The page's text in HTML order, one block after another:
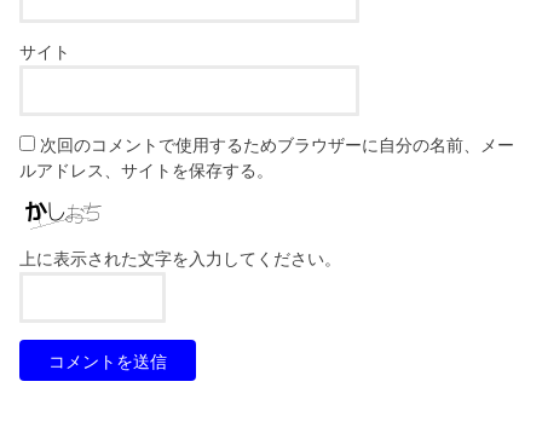
サイト
次回のコメントで使用するためブラウザーに自分の名前、メー
ルアドレス、サイトを保存する。
上に表示された文字を入力してください。